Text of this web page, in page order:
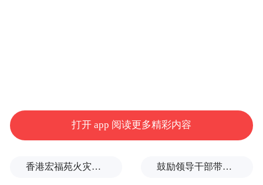
打开 app 阅读更多精彩内容
香港宏福苑火灾跨部门调查最终报告：大火或由烟头引起 鼓励领导干部带头休假之后又撤回文件，到底什么意思嘛？